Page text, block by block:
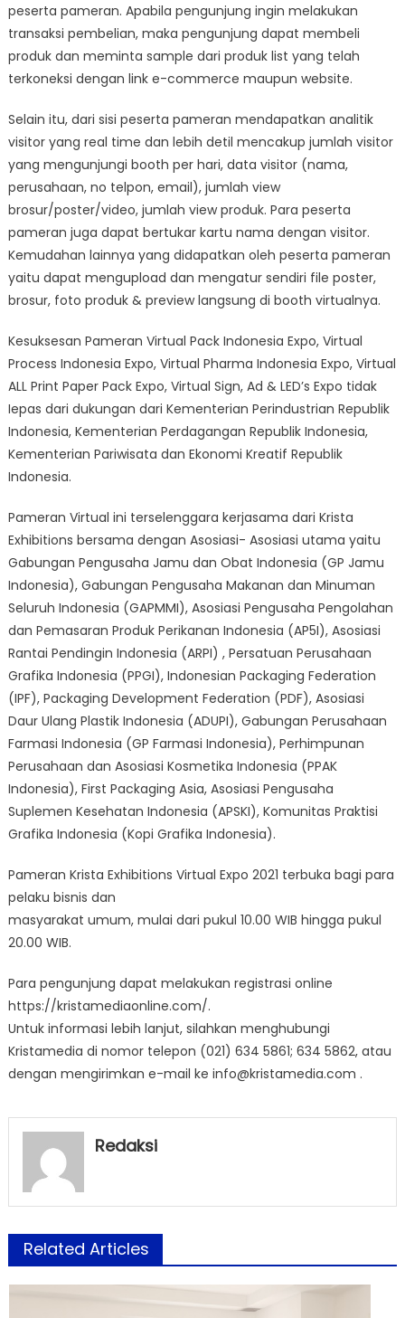
peserta pameran. Apabila pengunjung ingin melakukan
transaksi pembelian, maka pengunjung dapat membeli
produk dan meminta sample dari produk list yang telah
terkoneksi dengan link e-commerce maupun website.
Selain itu, dari sisi peserta pameran mendapatkan analitik
visitor yang real time dan lebih detil mencakup jumlah visitor
yang mengunjungi booth per hari, data visitor (nama,
perusahaan, no telpon, email), jumlah view
brosur/poster/video, jumlah view produk. Para peserta
pameran juga dapat bertukar kartu nama dengan visitor.
Kemudahan lainnya yang didapatkan oleh peserta pameran
yaitu dapat mengupload dan mengatur sendiri file poster,
brosur, foto produk & preview langsung di booth virtualnya.
Kesuksesan Pameran Virtual Pack Indonesia Expo, Virtual
Process Indonesia Expo, Virtual Pharma Indonesia Expo, Virtual
ALL Print Paper Pack Expo, Virtual Sign, Ad & LED’s Expo tidak
Iepas dari dukungan dari Kementerian Perindustrian Republik
Indonesia, Kementerian Perdagangan Republik Indonesia,
Kementerian Pariwisata dan Ekonomi Kreatif Republik
Indonesia.
Pameran Virtual ini terselenggara kerjasama dari Krista
Exhibitions bersama dengan Asosiasi- Asosiasi utama yaitu
Gabungan Pengusaha Jamu dan Obat Indonesia (GP Jamu
Indonesia), Gabungan Pengusaha Makanan dan Minuman
Seluruh Indonesia (GAPMMI), Asosiasi Pengusaha Pengolahan
dan Pemasaran Produk Perikanan Indonesia (AP5I), Asosiasi
Rantai Pendingin Indonesia (ARPI) , Persatuan Perusahaan
Grafika Indonesia (PPGI), Indonesian Packaging Federation
(IPF), Packaging Development Federation (PDF), Asosiasi
Daur Ulang Plastik Indonesia (ADUPI), Gabungan Perusahaan
Farmasi Indonesia (GP Farmasi Indonesia), Perhimpunan
Perusahaan dan Asosiasi Kosmetika Indonesia (PPAK
Indonesia), First Packaging Asia, Asosiasi Pengusaha
Suplemen Kesehatan Indonesia (APSKI), Komunitas Praktisi
Grafika Indonesia (Kopi Grafika Indonesia).
Pameran Krista Exhibitions Virtual Expo 2021 terbuka bagi para
pelaku bisnis dan
masyarakat umum, mulai dari pukul 10.00 WIB hingga pukul
20.00 WIB.
Para pengunjung dapat melakukan registrasi online
https://kristamediaonline.com/.
Untuk informasi lebih lanjut, silahkan menghubungi
Kristamedia di nomor telepon (021) 634 5861; 634 5862, atau
dengan mengirimkan e-mail ke info@kristamedia.com .
Redaksi
Related Articles